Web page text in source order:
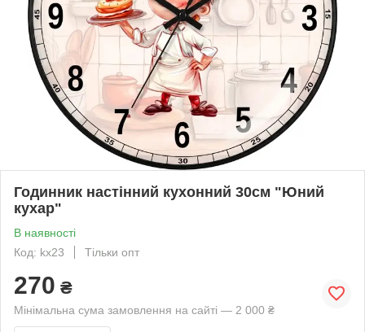
Годинник настінний кухонний 30см "Юний
кухар"
В наявності
Код: kx23
Тільки опт
270 ₴
Мінімальна сума замовлення на сайті — 2 000 ₴